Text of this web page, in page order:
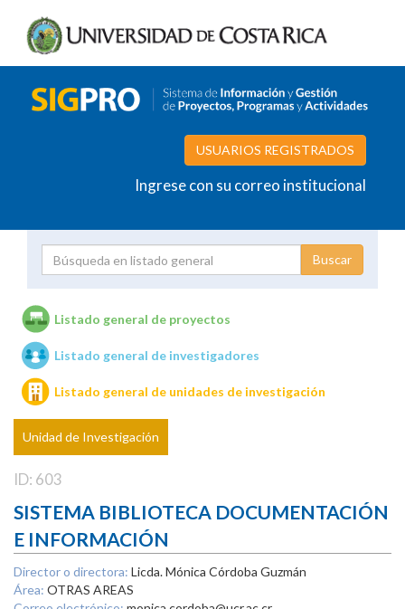
USUARIOS REGISTRADOS
Ingrese con su correo institucional
Unidades de investigación
Listado general de proyectos
Listado general de investigadores
Listado general de unidades de investigación
Unidad de Investigación
ID: 603
SISTEMA BIBLIOTECA DOCUMENTACIÓN
E INFORMACIÓN
Director o directora: Licda. Mónica Córdoba Guzmán
Área: OTRAS AREAS